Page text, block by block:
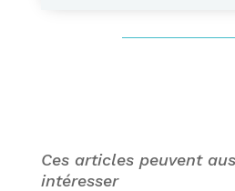
Ces articles peuvent
intéresser